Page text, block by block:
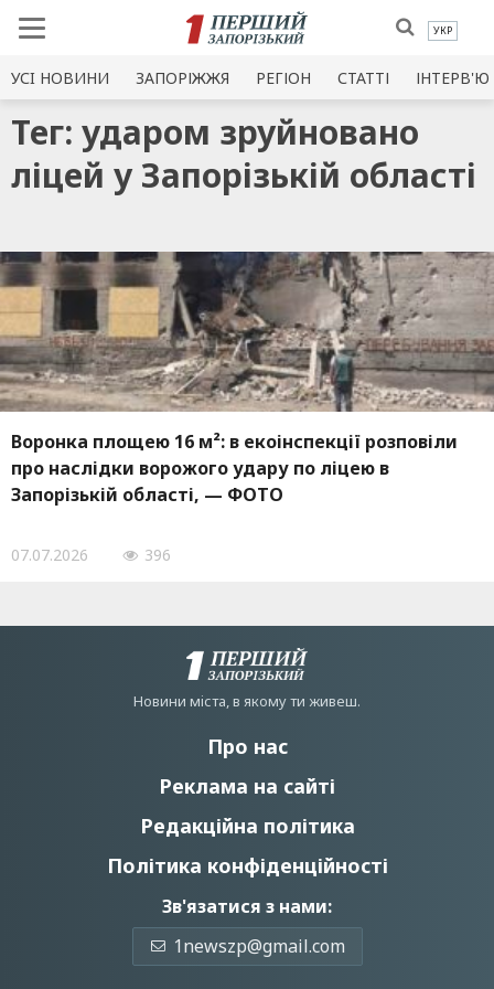
УКР
УСI НОВИНИ ЗАПОРІЖЖЯ РЕГІОН СТАТТІ ІНТЕРВ'Ю
Тег: ударом зруйновано
ліцей у Запорізькій області
Воронка площею 16 м²: в екоінспекції розповіли
про наслідки ворожого удару по ліцею в
Запорізькій області, — ФОТО
07.07.2026 396
Новини мiста, в якому ти живеш.
Про нас
Реклама на сайті
Редакційна політика
Політика конфіденційності
Зв'язатися з нами:
1newszp@gmail.com